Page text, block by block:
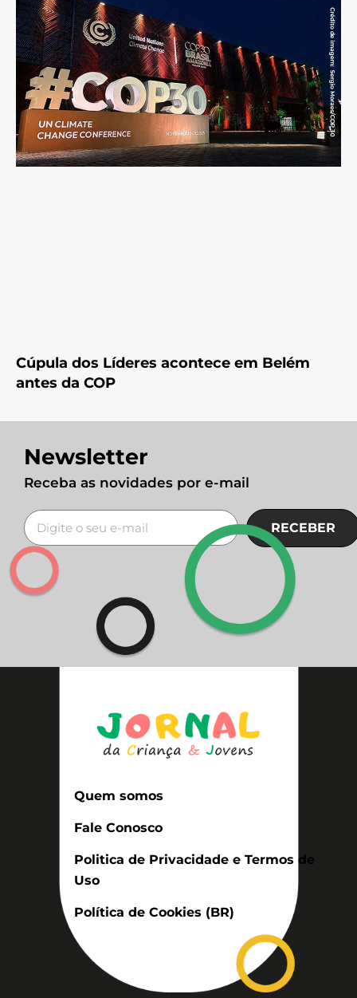
Cúpula dos Líderes acontece em Belém
antes da COP
Newsletter
Receba as novidades por e-mail
RECEBER
Quem somos
Fale Conosco
Politica de Privacidade e Termos de
Uso
Política de Cookies (BR)